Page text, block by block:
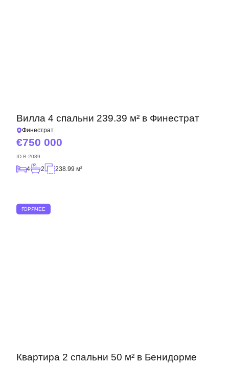
Вилла 4 спальни 239.39 м² в Финестрат
Финестрат
750 000
ID B-2089
4 2 238.99 м²
ГОРЯЧЕЕ
Квартира 2 спальни 50 м² в Бенидорме